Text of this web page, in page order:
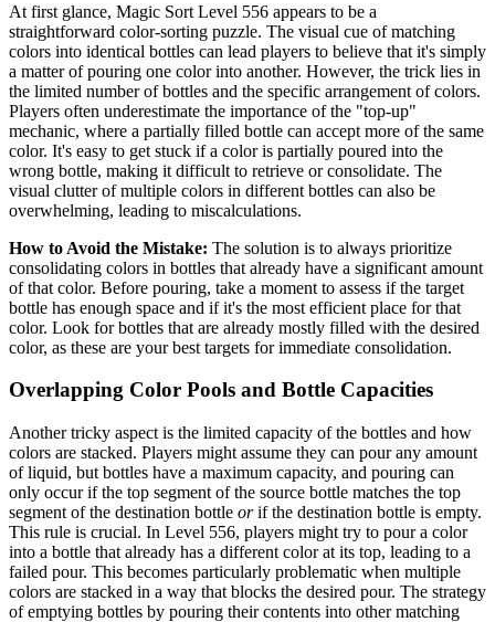
At first glance, Magic Sort Level 556 appears to be a
straightforward color-sorting puzzle. The visual cue of matching
colors into identical bottles can lead players to believe that it's simply
a matter of pouring one color into another. However, the trick lies in
the limited number of bottles and the specific arrangement of colors.
Players often underestimate the importance of the "top-up"
mechanic, where a partially filled bottle can accept more of the same
color. It's easy to get stuck if a color is partially poured into the
wrong bottle, making it difficult to retrieve or consolidate. The
visual clutter of multiple colors in different bottles can also be
overwhelming, leading to miscalculations.
How to Avoid the Mistake: The solution is to always prioritize
consolidating colors in bottles that already have a significant amount
of that color. Before pouring, take a moment to assess if the target
bottle has enough space and if it's the most efficient place for that
color. Look for bottles that are already mostly filled with the desired
color, as these are your best targets for immediate consolidation.
Overlapping Color Pools and Bottle Capacities
Another tricky aspect is the limited capacity of the bottles and how
colors are stacked. Players might assume they can pour any amount
of liquid, but bottles have a maximum capacity, and pouring can
only occur if the top segment of the source bottle matches the top
segment of the destination bottle orif the destination bottle is empty.
This rule is crucial. In Level 556, players might try to pour a color
into a bottle that already has a different color at its top, leading to a
failed pour. This becomes particularly problematic when multiple
colors are stacked in a way that blocks the desired pour. The strategy
of emptying bottles by pouring their contents into other matching